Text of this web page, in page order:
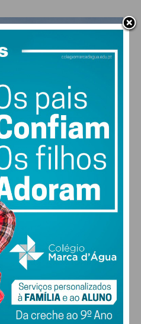
FERREIRA
few clouds
MAX 18 • MIN 18
28 °
SEG
30 °
TER
EM PAÇOS DE